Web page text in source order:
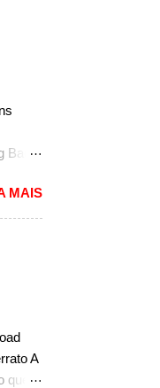
mas
a
a
de
o
Em
MAIS
A